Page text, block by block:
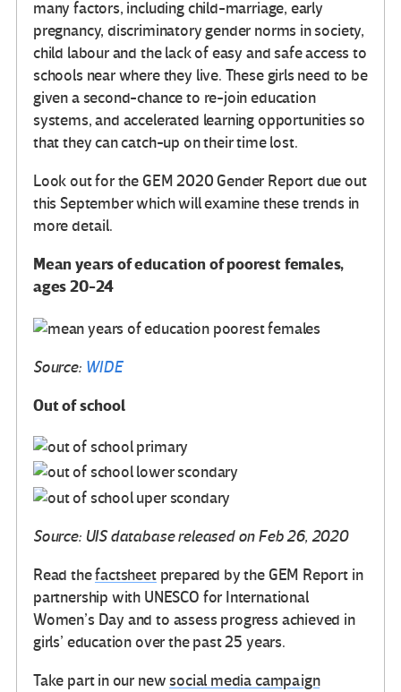
many factors, including child-marriage, early
pregnancy, discriminatory gender norms in society,
child labour and the lack of easy and safe access to
schools near where they live. These girls need to be
given a second-chance to re-join education
systems, and accelerated learning opportunities so
that they can catch-up on their time lost.
Look out for the GEM 2020 Gender Report due out
this September which will examine these trends in
more detail.
Mean years of education of poorest females,
ages 20-24
Source: WIDE
Out of school
Source: UIS database released on Feb 26, 2020
Read thefactsheetprepared by the GEM Report in
partnership with UNESCO for International
Women’s Day and to assess progress achieved in
girls’ education over the past 25 years.
Take part in our new social media campaign